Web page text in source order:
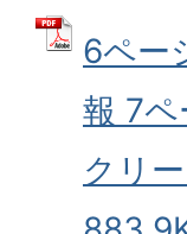
6ペー
報 7ペ
クリ